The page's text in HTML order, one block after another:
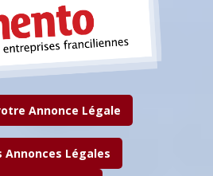
Annonce Légale
Annonces Légales